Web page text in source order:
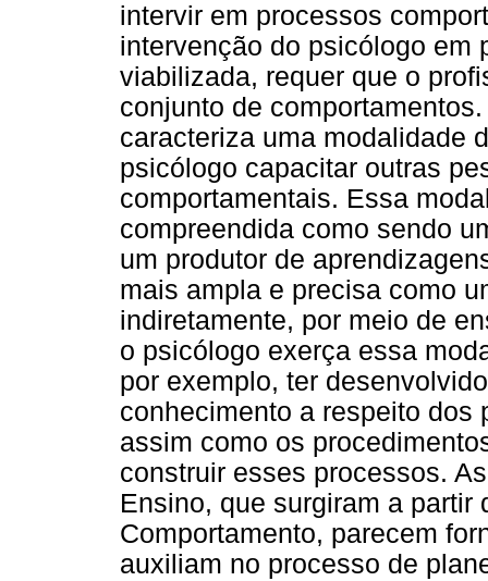
intervir em processos
intervenção do psicólogo em
viabilizada, requer que o
conjunto de
caracteriza uma modalidade
psicólogo capacitar outras
comportamentais. Essa
compreendida como sendo
um produtor de
mais ampla e precisa como
indiretamente, por meio de
o psicólogo exerça essa
por exemplo, ter
conhecimento a respeito dos
assim como os
construir esses processos.
Ensino, que surgiram a partir
Comportamento, parecem
auxiliam no processo de